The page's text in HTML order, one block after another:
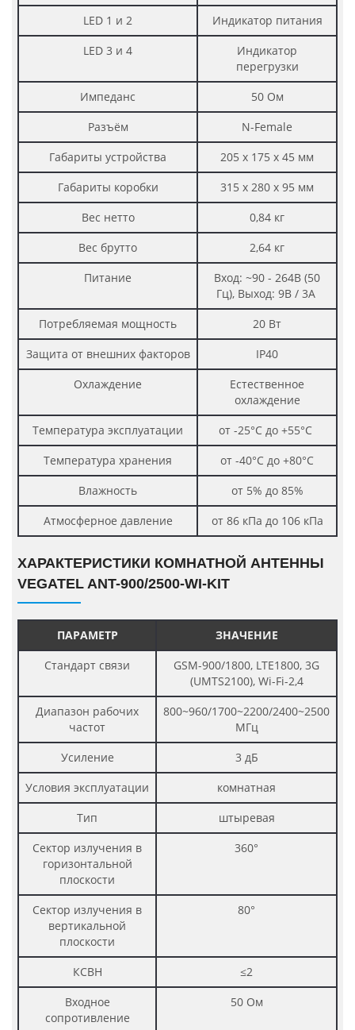
LED 1 и 2
Индикатор питания
LED 3 и 4
Индикатор
перегрузки
Импеданс
50 Ом
Разъём
N-Female
Габариты устройства
205 х 175 х 45 мм
Габариты коробки
315 х 280 х 95 мм
Вес нетто
0,84 кг
Вес брутто
2,64 кг
Питание
Вход: ~90 - 264В (50
Гц), Выход: 9В / 3А
Потребляемая мощность
20 Вт
Защита от внешних факторов
IP40
Охлаждение
Естественное
охлаждение
Температура эксплуатации
от -25°С до +55°С
Температура хранения
от -40°С до +80°С
Влажность
от 5% до 85%
Атмосферное давление
от 86 кПа до 106 кПа
ХАРАКТЕРИСТИКИ КОМНАТНОЙ АНТЕННЫ
VEGATEL ANT-900/2500-WI-KIT
ПАРАМЕТР
ЗНАЧЕНИЕ
Стандарт связи
GSM-900/1800, LTE1800, 3G
(UMTS2100), Wi-Fi-2,4
Диапазон рабочих
частот
800~960/1700~2200/2400~2500
МГц
Усиление
3 дБ
Условия эксплуатации
комнатная
Тип
штыревая
Сектор излучения в
горизонтальной
плоскости
360°
Сектор излучения в
вертикальной
плоскости
80°
КСВН
≤2
Входное
сопротивление
50 Ом